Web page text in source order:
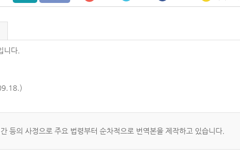
니다.
등의 사정으로 주요 법령부터 순차적으로 번역본을 제작하고 있습니다.